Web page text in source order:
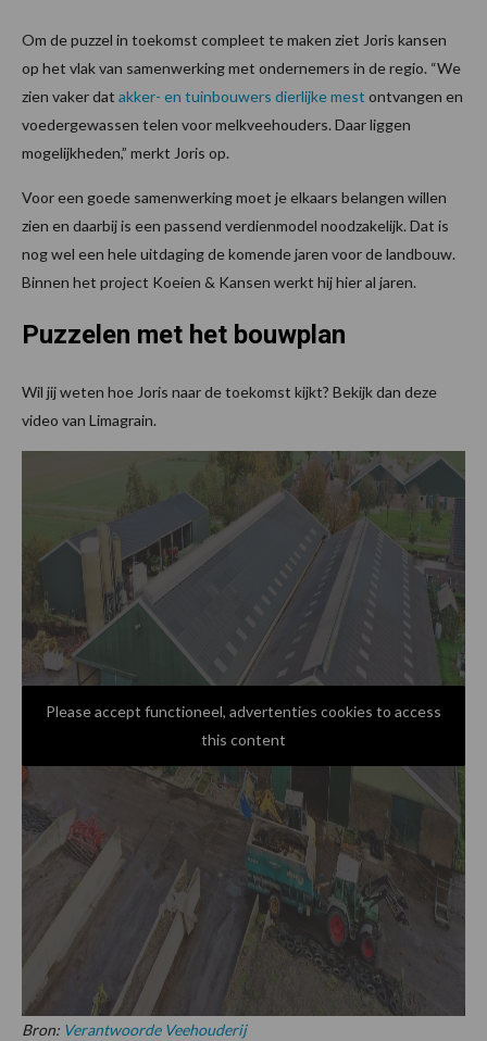
Om de puzzel in toekomst compleet te maken ziet Joris kansen
op het vlak van samenwerking met ondernemers in de regio. “We
zien vaker dat akker- en tuinbouwers dierlijke mest ontvangen en
voedergewassen telen voor melkveehouders. Daar liggen
mogelijkheden,” merkt Joris op.
Voor een goede samenwerking moet je elkaars belangen willen
zien en daarbij is een passend verdienmodel noodzakelijk. Dat is
nog wel een hele uitdaging de komende jaren voor de landbouw.
Binnen het project Koeien & Kansen werkt hij hier al jaren.
Puzzelen met het bouwplan
Wil jij weten hoe Joris naar de toekomst kijkt? Bekijk dan deze
video van Limagrain.
Please accept functioneel, advertenties cookies to access
this content
Bron: Verantwoorde Veehouderij